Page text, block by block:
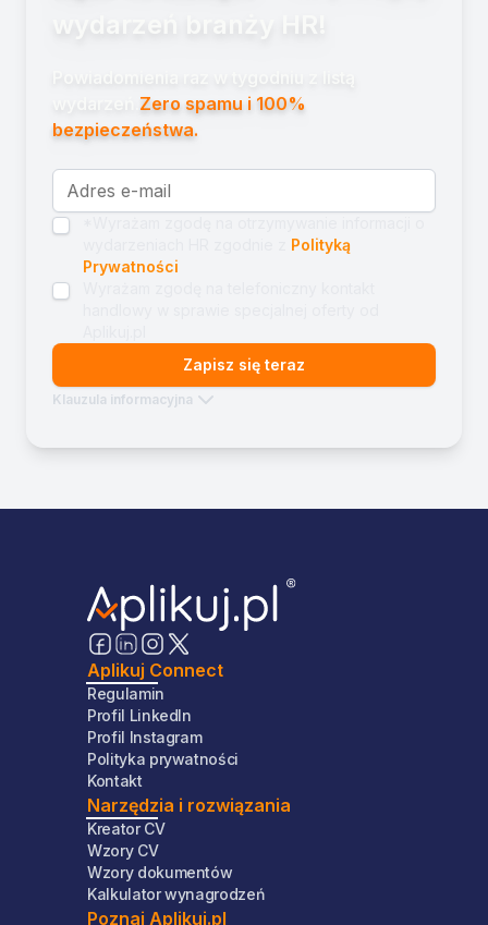
Zero spamu i 100%
bezpieczeństwa.
Polityką
Prywatności
Zapisz się teraz
Klauzula informacyjna
Aplikuj Connect
Regulamin
Profil LinkedIn
Profil Instagram
Polityka prywatności
Kontakt
Narzędzia i rozwiązania
Kreator CV
Wzory CV
Wzory dokumentów
Kalkulator wynagrodzeń
Poznaj Aplikuj.pl